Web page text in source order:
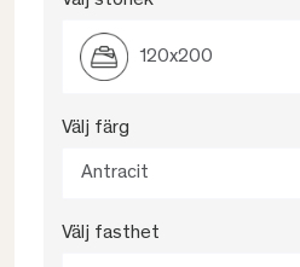
120x200
Välj färg
Antracit
Välj fasthet